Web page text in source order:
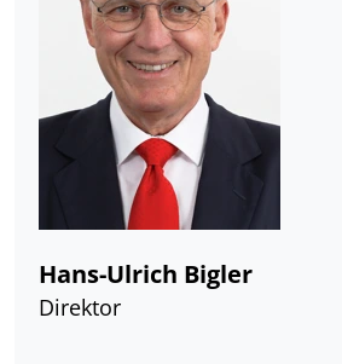
Hans-Ulrich Bigler
Direktor